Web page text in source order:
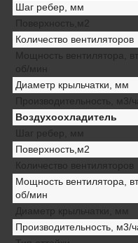
Шаг ребер, мм
Поверхность,м2
Количество вентиляторов
Мощность вентилятора,
об/мин
Диаметр крыльчатки, мм
Производительность, м3/
Воздухоохладитель
Шаг ребер, мм
Поверхность,м2
Количество вентиляторов
Мощность вентилятора,
об/мин
Диаметр крыльчатки, мм
Производительность, м3/